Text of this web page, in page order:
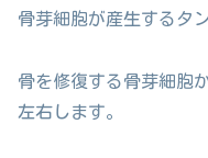
骨芽細胞が産生するタ
骨を修復する骨芽細胞
左右します。